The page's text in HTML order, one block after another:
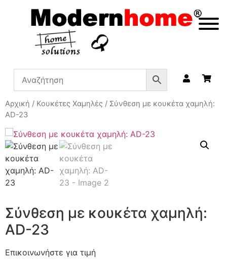
Αρχική / Κουκέτες Χαμηλές / Σύνθεση με κουκέτα χαμηλή:
AD-23
Σύνθεση με κουκέτα χαμηλή:
AD-23
Επικοινωνήστε για τιμή